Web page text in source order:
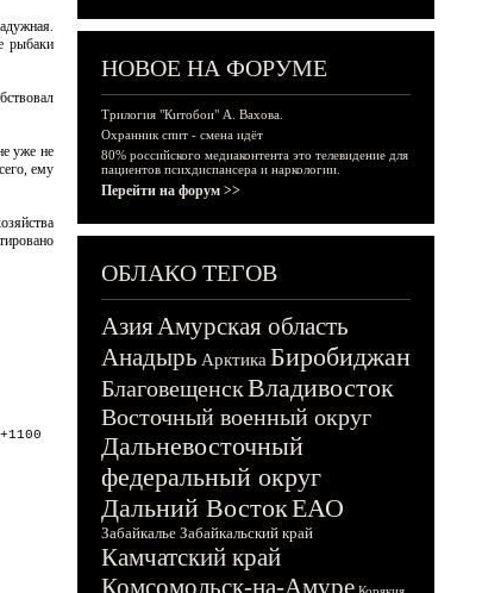
рыбаки
уже не
ему
НОВОЕ НА ФОРУМЕ
Трилогия "Китобои" А. Вахова.
Охранник спит - смена идёт
80% российского медиаконтента это телевидение для
пациентов психдиспансера и наркологии.
Перейти на форум >>
ОБЛАКО ТЕГОВ
АзияАмурская область
Анадырь Арктика Биробиджан
БлаговещенскВладивосток
Восточный военный округ
Дальневосточный
федеральный округ
Дальний ВостокЕАО
Забайкалье Забайкальский край
Камчатский край
Комсомольск-на-Амуре